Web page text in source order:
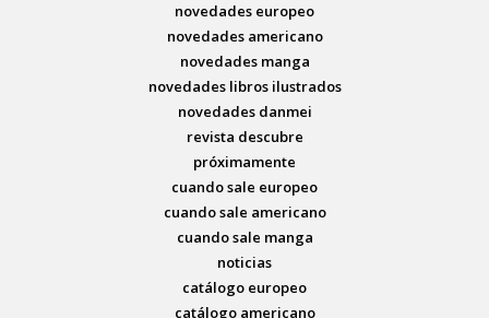
novedades europeo
novedades americano
novedades manga
novedades libros ilustrados
novedades danmei
revista descubre
próximamente
cuando sale europeo
cuando sale americano
cuando sale manga
noticias
catálogo europeo
catálogo americano